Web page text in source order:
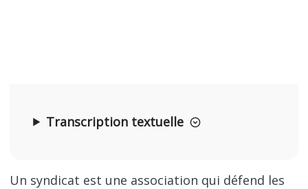
Transcription textuelle
Un syndicat est une association qui défend les